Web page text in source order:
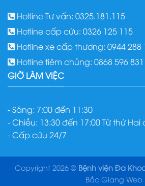
Hotline Tư vấn: 0325.181.115
Hotline cấp cứu: 0326 125 115
Hotline xe cấp thương: 0944 288
Hotline tiêm chủng: 0868 596 831
GIỜ LÀM VIỆC
- Sáng: 7:00 đến 11:30
- Chiều: 13:30 đến 17:00 Từ thứ
- Cấp cứu 24/7
Copyright 2026 © Bệnh viện Đa
Bắc Giang Web